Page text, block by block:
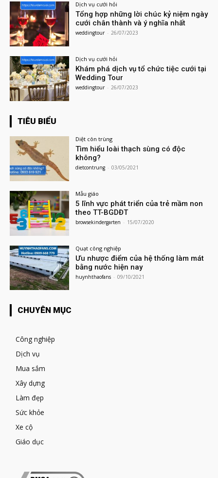
Dịch vụ cưới hỏi
Tổng hợp những lời chúc kỷ niệm ngày
cưới chân thành và ý nghĩa nhất
weddingtour - 26/07/2023
Dịch vụ cưới hỏi
Khám phá dịch vụ tổ chức tiệc cưới tại
Wedding Tour
weddingtour - 26/07/2023
TIÊU BIỂU
Diệt côn trùng
Tìm hiểu loài thạch sùng có độc
không?
dietcontrung - 03/05/2021
Mẫu giáo
5 lĩnh vực phát triển của trẻ mầm non
theo TT-BGDĐT
browsekindergarten - 15/07/2020
Quạt công nghiệp
Ưu nhược điểm của hệ thống làm mát
bằng nước hiện nay
huynhthaofans - 09/10/2021
CHUYÊN MỤC
Công nghiệp
Dịch vụ
Mua sắm
Xây dựng
Làm đẹp
Sức khỏe
Xe cộ
Giáo dục